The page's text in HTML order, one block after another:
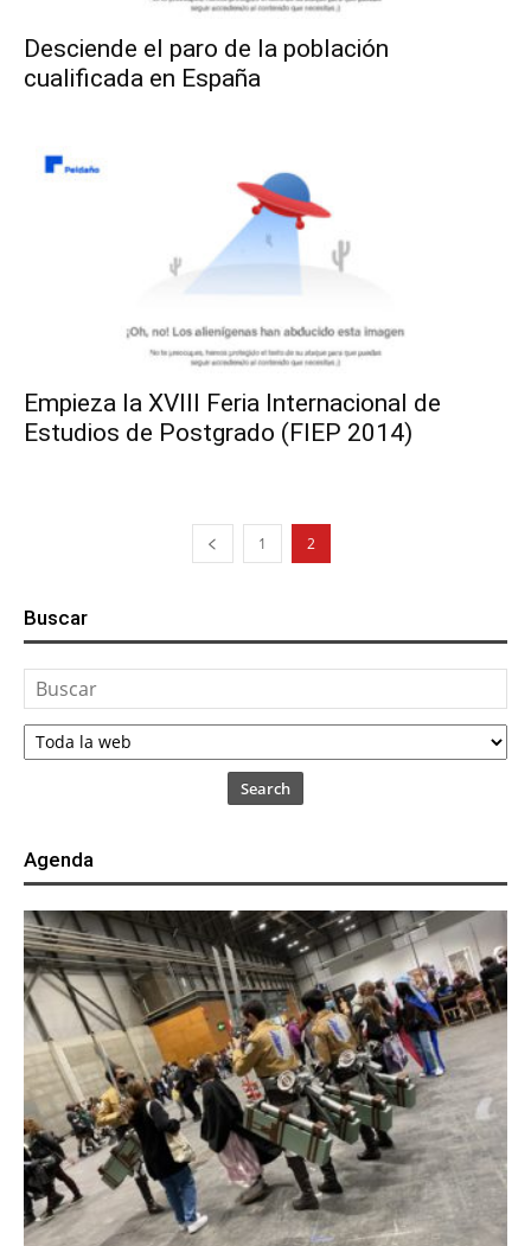
Desciende el paro de la población
cualificada en España
Empieza la XVIII Feria Internacional de
Estudios de Postgrado (FIEP 2014)
1 2
Buscar
Search
Agenda